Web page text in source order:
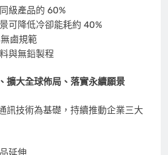
級產品的 60%
可降低冷卻能耗約 40%
鹵規範
與無鉛製程
擴大全球佈局、落實永續願景
訊技術為基礎，持續推動企業三大
延伸